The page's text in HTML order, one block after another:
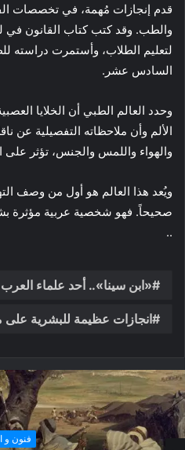
قدم إنجازات مُهمة، في تخصصات
والطب. وقد كتب كتاب القانون
لتعليم الطلاب، وأستمرت دراسته
السادس عشر.
وحدد العالم الطبي أن الخلايا
الألم وأن ملاحظاته التفصيلية عن
والهواء واللمس والجنس، تؤثر على
ويُعد هذا العالم هو أول من وصف
صحيحاً. فهو شخصية عربية مؤثرة
..
«ابن سينا».. أحد علماء
انجازات عظيمة للبشرية على
فنون و ادب